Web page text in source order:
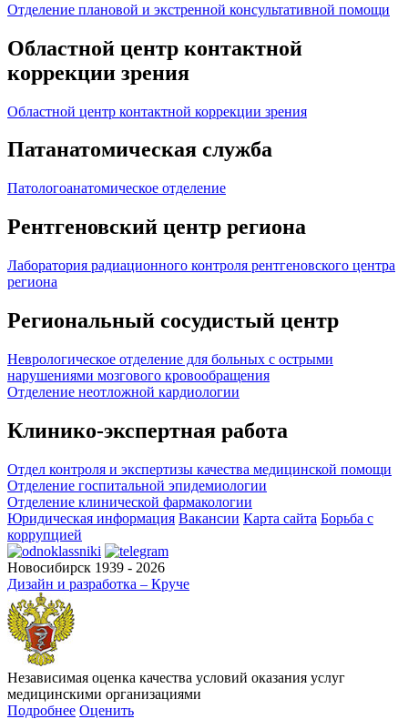
Отделение плановой и экстренной консультативной помощи
Областной центр контактной
коррекции зрения
Областной центр контактной коррекции зрения
Патанатомическая служба
Патологоанатомическое отделение
Рентгеновский центр региона
Лаборатория радиационного контроля рентгеновского центра
региона
Региональный сосудистый центр
Неврологическое отделение для больных с острыми
нарушениями мозгового кровообращения
Отделение неотложной кардиологии
Клинико-экспертная работа
Отдел контроля и экспертизы качества медицинской помощи
Отделение госпитальной эпидемиологии
Отделение клинической фармакологии
Юридическая информация Вакансии Карта сайта Борьба с
коррупцией
Новосибирск 1939 - 2026
Дизайн и разработка – Круче
Независимая оценка качества условий оказания услуг
медицинскими организациями
Подробнее Оценить